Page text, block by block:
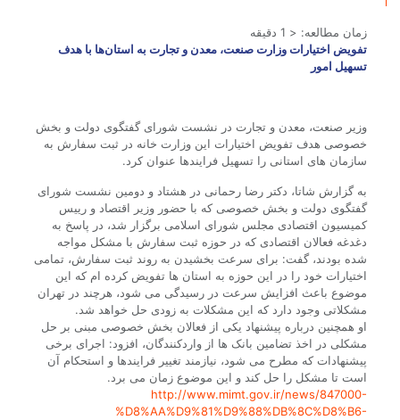
زمان مطالعه: < 1
دقیقه
تفویض اختیارات وزارت صنعت، معدن و تجارت به استان‌ها با هدف
تسهیل امور
وزیر صنعت، معدن و تجارت در نشست شورای گفتگوی دولت و بخش
خصوصی هدف تفویض اختیارات این وزارت خانه در ثبت سفارش به
سازمان های استانی را تسهیل فرایندها عنوان کرد.
به گزارش شاتا، دکتر رضا رحمانی در هشتاد و دومین نشست شورای
گفتگوی دولت و بخش خصوصی که با حضور وزیر اقتصاد و رییس
کمیسیون اقتصادی مجلس شورای اسلامی برگزار شد، در پاسخ به
دغدغه فعالان اقتصادی که در حوزه ثبت سفارش با مشکل مواجه
شده بودند، گفت: برای سرعت بخشیدن به روند ثبت سفارش، تمامی
اختیارات خود را در این حوزه به استان ها تفویض کرده ام که این
موضوع باعث افزایش سرعت در رسیدگی می شود، هرچند در تهران
مشکلاتی وجود دارد که این مشکلات به زودی حل خواهد شد.
او همچنین درباره پیشنهاد یکی از فعالان بخش خصوصی مبنی بر حل
مشکلی در اخذ تضامین بانک ها از واردکنندگان، افزود: اجرای برخی
پیشنهادات که مطرح می شود، نیازمند تغییر فرایندها و استحکام آن
است تا مشکل را حل کند و این موضوع زمان می برد.
http://www.mimt.gov.ir/news/847000-
%D8%AA%D9%81%D9%88%DB%8C%D8%B6-